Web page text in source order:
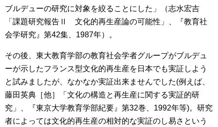
ブルデューの研究に対象を絞ることにした」（志水宏吉
「課題研究報告Ⅱ 文化的再生産論の可能性」、『教育社
会学研究』第42集、1987年）。
その後、東大教育学部の教育社会学者グループがブルデュ
ーが示したフランス型文化的再生産を日本でも実証しよう
と試みましたが、なかなか実証出来ませんでした(例えば、
藤田英典［他］「文化の構造と再生産に関する実証的研
究」、『東京大学教育学部紀要』第32巻、1992年等)。研究
者によっては文化的再生産の相対的な実証のし易さという